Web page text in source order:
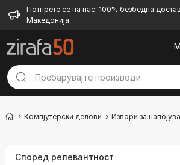
Потпрете се на нас. 100% безбедна
Македонија.
Компјутерски делови Извори за